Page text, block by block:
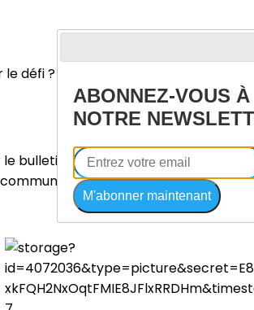
défi ? Contactez Loreena Thetiot
bulletin d’inscription
à Crozon (ZA de
ABONNEZ-VOUS À
NOTRE
M'abonner maintenant